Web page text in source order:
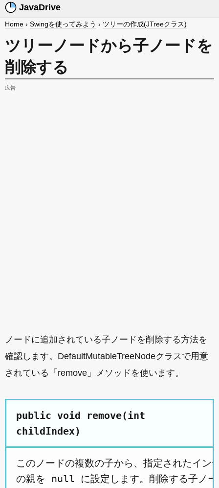
JavaDrive
Home › Swingを使ってみよう › ツリーの作成(JTreeクラス)
ツリーノードから子ノードを
削除する
広告
ノードに追加されている子ノードを削除する方法を
確認します。DefaultMutableTreeNodeクラスで用意
されている「remove」メソッドを使います。
public void remove(int
childIndex)
このノードの複数の子から、指定されたイン
の親を null に設定します。削除する子ノ